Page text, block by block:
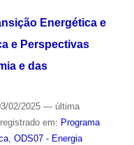
Energética e
e Perspectivas
e das
02/2025 — última
em: Programa
, ODS07 - Energia